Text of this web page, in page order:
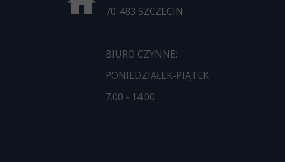
70-483 SZCZECIN
BIURO CZYNNE:
PONIEDZIAŁEK-PIĄTEK
7.00 - 14.00